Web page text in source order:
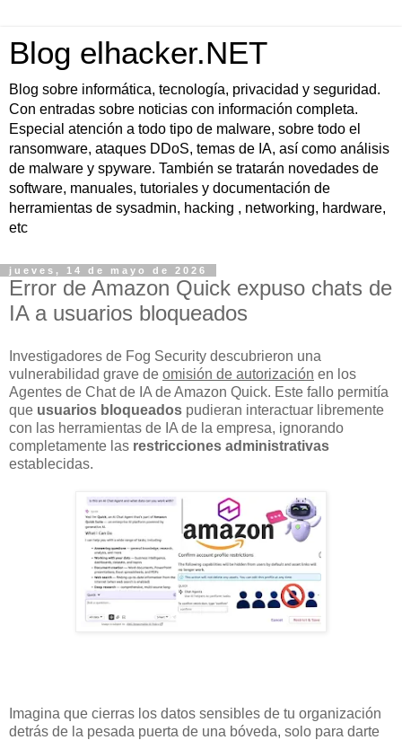
Blog elhacker.NET
Blog sobre informática, tecnología, privacidad y seguridad.
Con entradas sobre noticias con información completa.
Especial atención a todo tipo de malware, sobre todo el
ransomware, ataques DDoS, temas de IA, así como análisis
de malware y spyware. También se tratarán novedades de
software, manuales, tutoriales y documentación de
herramientas de sysadmin, hacking , networking, hardware,
etc
jueves, 14 de mayo de 2026
Error de Amazon Quick expuso chats de
IA a usuarios bloqueados
Investigadores de Fog Security descubrieron una
vulnerabilidad grave de omisión de autorización en los
Agentes de Chat de IA de Amazon Quick. Este fallo permitía
que usuarios bloqueados pudieran interactuar libremente
con las herramientas de IA de la empresa, ignorando
completamente las restricciones administrativas
establecidas.
Imagina que cierras los datos sensibles de tu organización
detrás de la pesada puerta de una bóveda, solo para darte